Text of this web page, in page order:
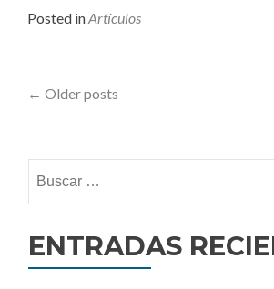
Posted inArtículos
Posts
← Older posts
ENTRADAS